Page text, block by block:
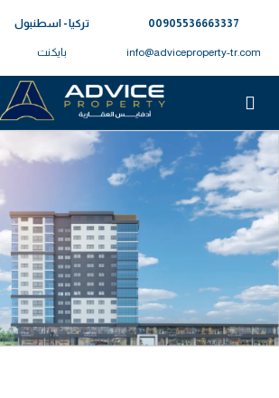
00905536663337⁩
info@adviceproperty-tr.com
تركيا - اسطنبول
بايكنت